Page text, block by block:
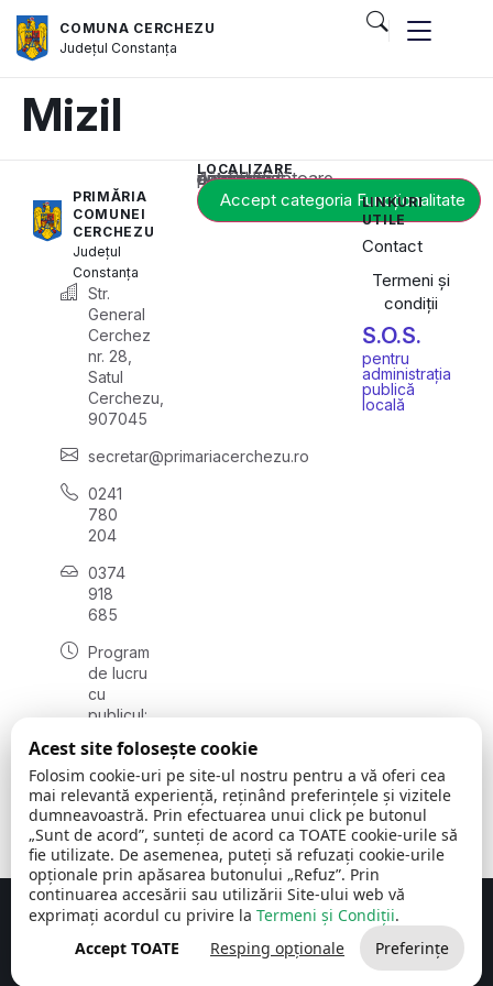
COMUNA CERCHEZU
JudețulConstanța
Mizil
PRIMĂRIA
COMUNEI
CERCHEZU
Județul
Constanța
Str.
General
Cerchez
nr. 28,
Satul
Cerchezu,
907045
secretar@primariacerchezu.ro
0241
780
204
0374
918
685
Program
de lucru
cu
publicul:
08:00 -
16:30
, vineri:
08:00 -
14:00
LOCALIZARE
Acest conținut este blocat până când acceptați categoria corespunzătoare de cookie-uri.
Accept categoria Funcționalitate
LINKURI
UTILE
Contact
Termeni și
condiții
S.O.S.
pentru
administrația
publică
locală
Comuna Cerchezu © 2026Toate drepturile rezervate
Concept realizat de Big Media Relații Publice SRL
Acest site folosește cookie
Folosim cookie-uri pe site-ul nostru pentru a vă oferi cea
mai relevantă experiență, reținând preferințele și vizitele
dumneavoastră. Prin efectuarea unui click pe butonul
„Sunt de acord”, sunteți de acord ca TOATE cookie-urile să
fie utilizate. De asemenea, puteți să refuzați cookie-urile
opționale prin apăsarea butonului „Refuz”. Prin
continuarea accesării sau utilizării Site-ului web vă
exprimați acordul cu privire la Termeni și Condiții.
Accept TOATE
Resping opționale Preferințe